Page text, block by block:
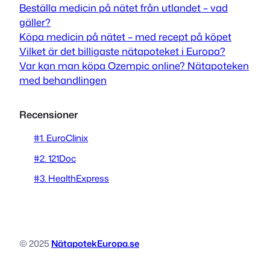
Beställa medicin på nätet från utlandet – vad
gäller?
Köpa medicin på nätet – med recept på köpet
Vilket är det billigaste nätapoteket i Europa?
Var kan man köpa Ozempic online? Nätapoteken
med behandlingen
Recensioner
#1. EuroClinix
#2. 121Doc
#3. HealthExpress
© 2025 NätapotekEuropa.se